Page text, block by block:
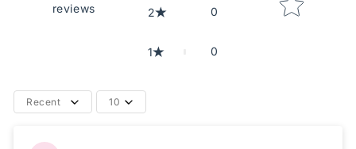
reviews
2 0
1 0
Recent 10